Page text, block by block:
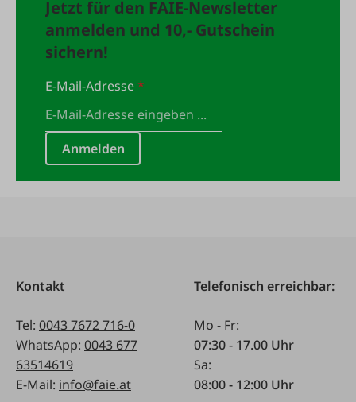
Räucherchips (1 Packung). Montage- und
Bedienungsanleitungen für die Module.
Vor der Montage des Räucherofens und der Module
lesen Sie bitte die Anleitungen sorgfältig durch und
insbesondere hinsichtlich der sicheren Nutzung.
Räucherofenkapazität: 200 L, Kammerhöhe: 100 cm,
Beladung: 15 - 20 kg. Maße: L x B x H: 51,50 x 52 x 103
cm Gewicht: 37,6 kg
Jetzt für den FAIE-Newsletter
anmelden und 10,- Gutschein
sichern!
E-Mail-Adresse*
Anmelden
Kontakt
Tel: 0043 7672 716-0
WhatsApp: 0043 677
63514619
E-Mail: info@faie.at
Telefonisch erreichbar:
Mo - Fr:
07:30 - 17.00 Uhr
Sa:
08:00 - 12:00 Uhr